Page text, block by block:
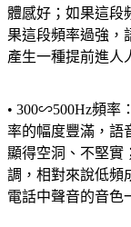
體感好；如果這段
果這段頻率過強，
產生一種提前進人
• 300∽500Hz頻率
率的幅度豐滿，語
顯得空洞、不堅實
調，相對來說低頻
電話中聲音的音色